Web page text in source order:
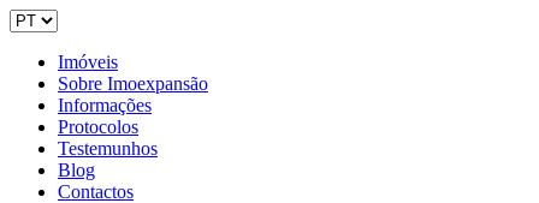
Imóveis
Sobre Imoexpansão
Informações
Protocolos
Testemunhos
Blog
Contactos